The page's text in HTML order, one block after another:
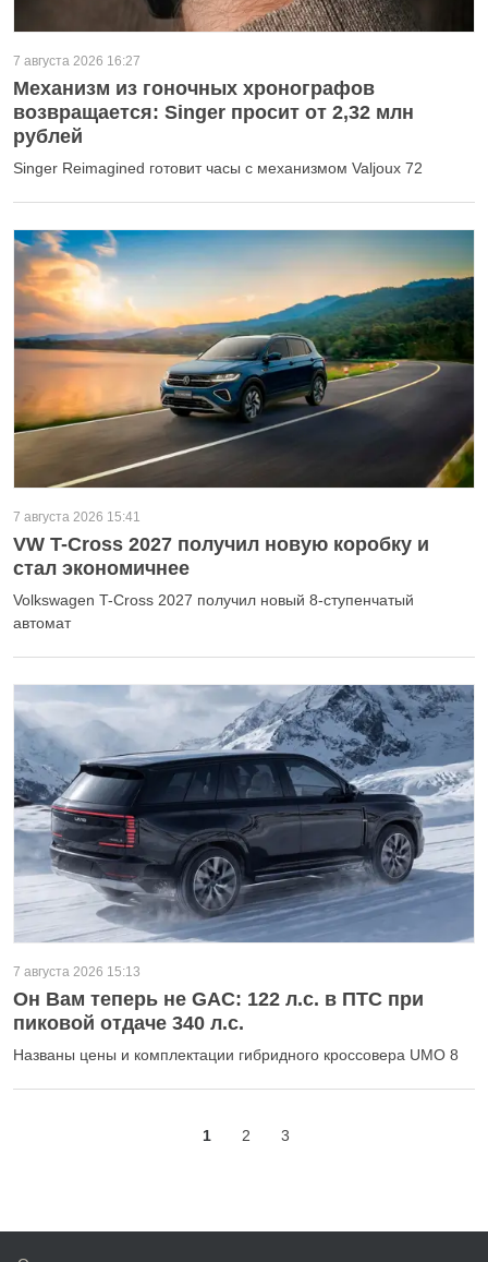
7 августа 2026 16:27
Механизм из гоночных хронографов
возвращается: Singer просит от 2,32 млн
рублей
Singer Reimagined готовит часы с механизмом Valjoux 72
7 августа 2026 15:41
VW T-Cross 2027 получил новую коробку и
стал экономичнее
Volkswagen T-Cross 2027 получил новый 8-ступенчатый
автомат
7 августа 2026 15:13
Он Вам теперь не GAC: 122 л.с. в ПТС при
пиковой отдаче 340 л.с.
Названы цены и комплектации гибридного кроссовера UMO 8
1 2 3